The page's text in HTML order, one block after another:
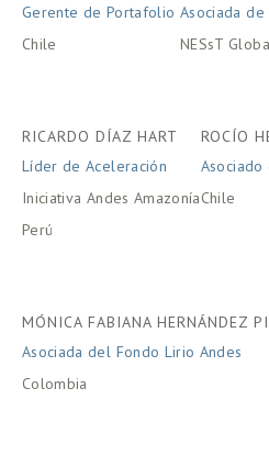
Gerente de Portafolio
Chile
Asociada
NESsT
RICARDO DÍAZ HART
Líder de Aceleración
Iniciativa Andes Amazonía
Perú
ROCÍO
Asociado
Chile
MÓNICA FABIANA HERNÁNDEZ
Asociada del Fondo Lirio Andes
Colombia